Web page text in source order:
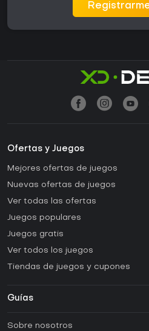
Ofertas y Juegos
Mejores ofertas de juegos
Nuevas ofertas de juegos
Ver todas las ofertas
Juegos populares
Juegos gratis
Ver todos los juegos
Tiendas de juegos y cupones
Guías
Sobre nosotros